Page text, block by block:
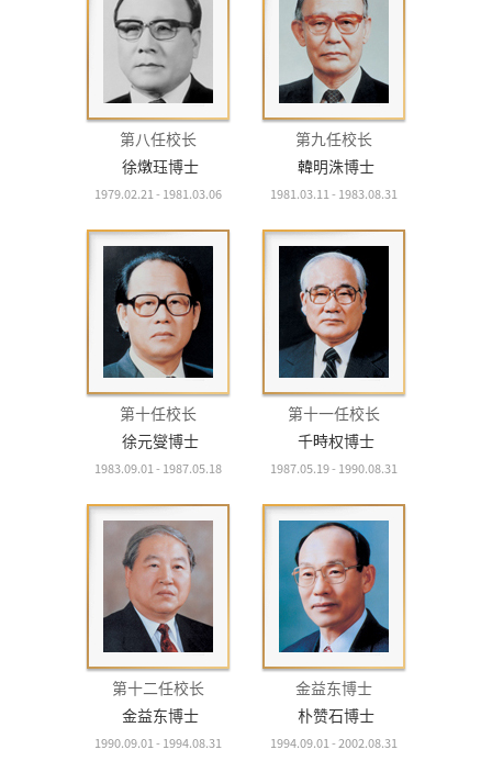
第八任校长
徐燉珏博士
1979.02.21 - 1981.03.06
第九任校长
韓明洙博士
1981.03.11 - 1983.08.31
第十任校长
徐元燮博士
1983.09.01 - 1987.05.18
第十一任校长
千時权博士
1987.05.19 - 1990.08.31
第十二任校长
金益东博士
1990.09.01 - 1994.08.31
金益东博士
朴赞石博士
1994.09.01 - 2002.08.31